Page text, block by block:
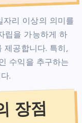
자리 이상의 의미를
립을 가능하게 하
제공합니다. 특히,
수익을 추구하는
.
장점